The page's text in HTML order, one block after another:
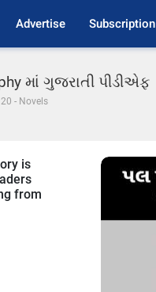
Advertise Subscription
માં ગુજરાતી પીડીએફ
- Novels
is
from